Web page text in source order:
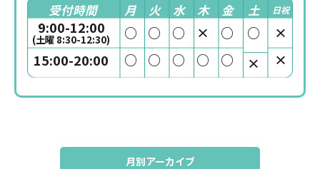
受付時間 月 火 水 木 金 土 日祝
9:00-12:00
(土曜 8:30-12:30) ○ ○ ○ × ○ ○
×
15:00-20:00
○ ○ ○ ○ ○ × ×
月別アーカイブ